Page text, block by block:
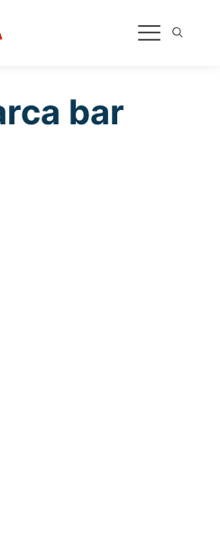
bar